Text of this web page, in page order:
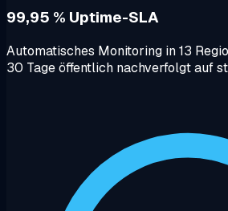
99,95 % Uptime-SLA
Automatisches Monitoring in 13
30 Tage öffentlich nachverfolgt auf